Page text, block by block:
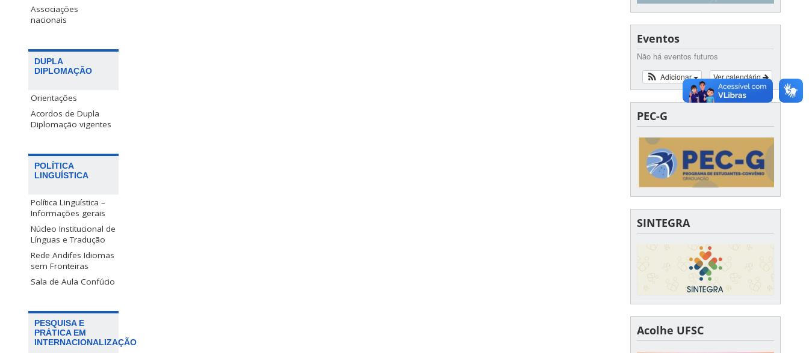
Associações
nacionais
DUPLA
DIPLOMAÇÃO
Orientações
Acordos de Dupla
Diplomação vigentes
POLÍTICA
LINGUÍSTICA
Política Linguística –
Informações gerais
Núcleo Institucional de
Línguas e Tradução
Rede Andifes Idiomas
sem Fronteiras
Sala de Aula Confúcio
PESQUISA E
PRÁTICA EM
INTERNACIONALIZAÇÃO
Eventos
Não há eventos futuros
Ver calendário
Adicionar
PEC-G
SINTEGRA
Acolhe UFSC